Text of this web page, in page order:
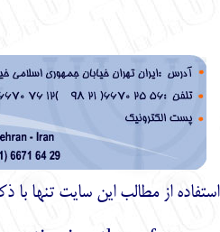
استفاده از مطالب اين سايت تنها